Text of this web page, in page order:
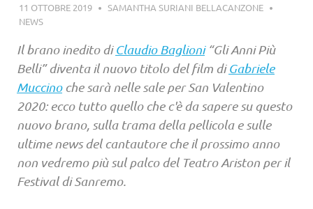
11 OTTOBRE 2019
SAMANTHA SURIANI BELLACANZONE
NEWS
Il brano inedito diClaudio Baglioni“Gli Anni Più
Belli” diventa il nuovo titolo del film diGabriele
Muccinoche sarà nelle sale per San Valentino
2020: ecco tutto quello che c'è da sapere su questo
nuovo brano, sulla trama della pellicola e sulle
ultime news del cantautore che il prossimo anno
non vedremo più sul palco del Teatro Ariston per il
Festival di Sanremo.